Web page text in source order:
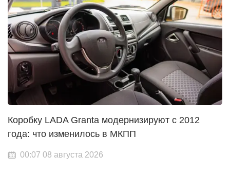
Коробку LADA Granta модернизируют с 2012
года: что изменилось в МКПП
00:07 08 августа 2026